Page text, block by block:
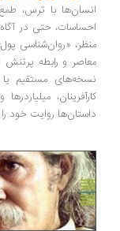
انسان‌ها با ترس،
احساسات، حتی در
منظر، «روان‌شناسی
معاصر و رابطه پرتنش
نسخه‌های مستقیم یا
کارآفرینان،
داستان‌ها روایت خود